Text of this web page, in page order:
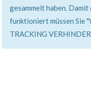
gesammelt haben.
funktioniert müssen Sie
TRACKING